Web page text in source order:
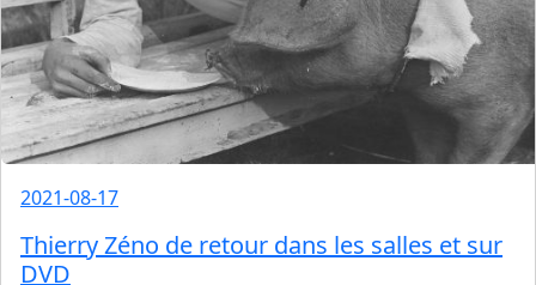
2021-08-17
Thierry Zéno de retour dans les salles et sur
DVD